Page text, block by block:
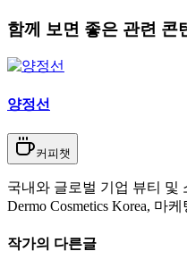
함께 보면 좋은 관련 콘
양정선
커피챗
국내와 글로벌 기업 뷰티 및
Dermo Cosmetics Korea, 마
작가의 다른글